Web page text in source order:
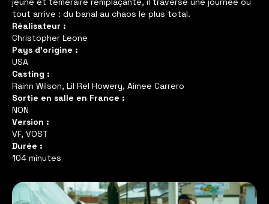
tout arrive : du banal au chaos le plus total.
Réalisateur :
Christopher Leone
Pays d'origine :
USA
Casting :
Rainn Wilson, Lil Rel Howery, Aimee Carrero
Sortie en salle en France :
NON
Version :
VF, VOST
Durée :
104 minutes